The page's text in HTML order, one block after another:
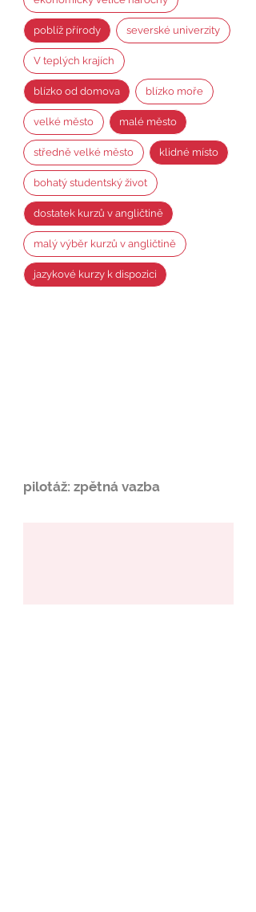
poblíž přírody severské univerzity
V teplých krajích
blízko od domova blízko moře
velké město malé město
středně velké město klidné místo
bohatý studentský život
dostatek kurzů v angličtině
malý výběr kurzů v angličtině
jazykové kurzy k dispozici
pilotáž: zpětná vazba